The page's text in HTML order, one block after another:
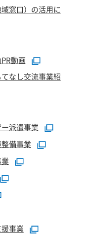
窓口）の活用に
動画
なし交流事業紹
派遣事業
備事業
事業